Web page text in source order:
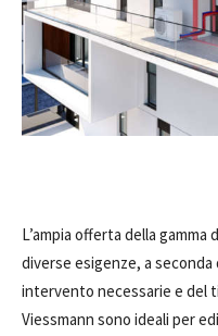
L’ampia offerta della gamma
diverse esigenze, a
intervento necessarie e del
Viessmann sono ideali per